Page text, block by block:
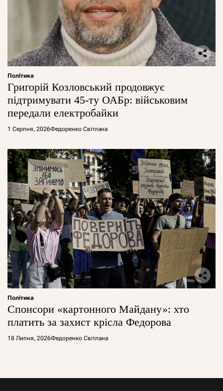
Політика
Григорій Козловський продовжує
підтримувати 45-ту ОАБр: військовим
передали електробайки
1 Серпня, 2026Федоренко Світлана
Політика
Спонсори «картонного Майдану»: хто
платить за захист крісла Федорова
18 Липня, 2026Федоренко Світлана